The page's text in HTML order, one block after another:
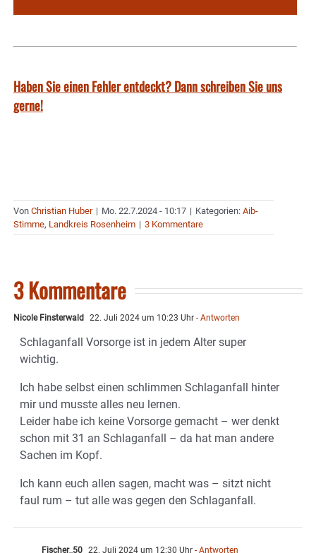
Haben Sie einen Fehler entdeckt? Dann schreiben Sie uns
gerne!
Von Christian Huber | Mo. 22.7.2024 - 10:17 | Kategorien: Aib-
Stimme, Landkreis Rosenheim | 3 Kommentare
3 Kommentare
Nicole Finsterwald 22. Juli 2024 um 10:23 Uhr - Antworten
Schlaganfall Vorsorge ist in jedem Alter super
wichtig.
Ich habe selbst einen schlimmen Schlaganfall hinter
mir und musste alles neu lernen.
Leider habe ich keine Vorsorge gemacht – wer denkt
schon mit 31 an Schlaganfall – da hat man andere
Sachen im Kopf.
Ich kann euch allen sagen, macht was – sitzt nicht
faul rum – tut alle was gegen den Schlaganfall.
Fischer_50 22. Juli 2024 um 12:30 Uhr - Antworten